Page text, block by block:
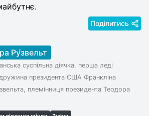
Поділитись
Ру́звельт
суспільна діячка, перша леді
президента США Франкліна
племінниця президента Теодора